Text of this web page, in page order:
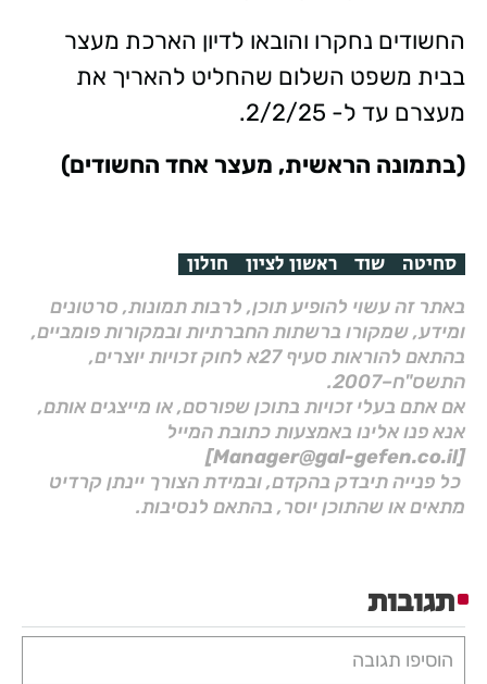
החשודים נחקרו והובאו לדיון הארכת מעצר
בבית משפט השלום שהחליט להאריך את
מעצרם עד ל- 2/2/25.
(בתמונה הראשית, מעצר אחד החשודים)
סחיטה שוד ראשון לציון חולון
באתר זה עשוי להופיע תוכן, לרבות תמונות, סרטונים
ומידע, שמקורו ברשתות החברתיות ובמקורות פומביים,
בהתאם להוראות סעיף 27א לחוק זכויות יוצרים,
התשס"ח–2007.
אם אתם בעלי זכויות בתוכן שפורסם, או מייצגים אותם,
אנא פנו אלינו באמצעות כתובת המייל
[Manager@gal-gefen.co.il]
כל פנייה תיבדק בהקדם, ובמידת הצורך יינתן קרדיט
מתאים או שהתוכן יוסר, בהתאם לנסיבות.
תגובות
הוסיפו תגובה